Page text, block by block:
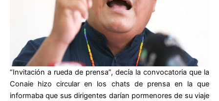
“Invitación a rueda de prensa”, decía la convocatoria que la
Conaie hizo circular en los chats de prensa en la que
informaba que sus dirigentes darían pormenores de su viaje